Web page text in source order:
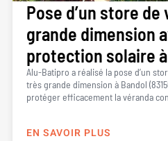
Pose d’un store de
grande dimension
protection solaire
Alu-Batipro a réalisé la pose d’un
très grande dimension à Bandol
protéger efficacement la véranda
EN SAVOIR PLUS